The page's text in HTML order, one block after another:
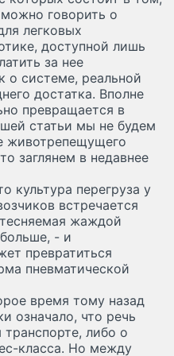
говорить о
легковых
доступной лишь
за нее
о системе, реальной
достатка. Вполне
превращается в
статьи мы не будем
животрепещущего
заглянем в недавнее
культура перегруза у
встречается
жаждой
- и
превратиться
пневматической
время тому назад
означало, что речь
либо о
класса. Но между